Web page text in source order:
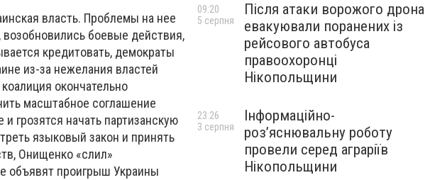
власть. Проблемы на нее
боевые действия,
кредитовать, демократы
из-за нежелания властей
окончательно
масштабное соглашение
грозятся начать партизанскую
языковый закон и принять
Онищенко «слил»
объявят проигрыш Украины
Після атаки ворожого дрона
евакуювали поранених із
рейсового автобуса
правоохоронці
Нікопольщини
09:20
5 серпня
Інформаційно-
роз’яснювальну роботу
провели серед аграріїв
Нікопольщини
23:26
3 серпня